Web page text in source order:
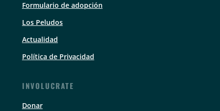
Formulario de adopción
Los Peludos
Actualidad
Política de Privacidad
INVOLUCRATE
Donar